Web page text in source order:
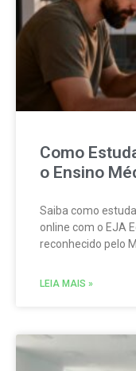
Como
o Ensino
Saiba como
online com o EJA
reconhecido pelo
LEIA MAIS »